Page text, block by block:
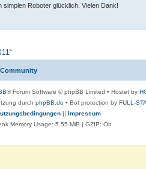
simplen Roboter glücklich. Vielen Dank!
® Forum Software © phpBB Limited • Hostet by
durch phpBB.de • Bot protection by FULL-
|| Impressum
Memory Usage: 5.55 MiB | GZIP: On